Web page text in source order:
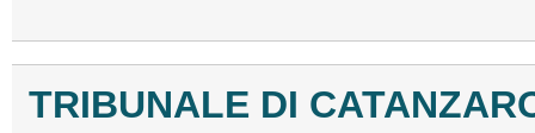
TRIBUNALE DI